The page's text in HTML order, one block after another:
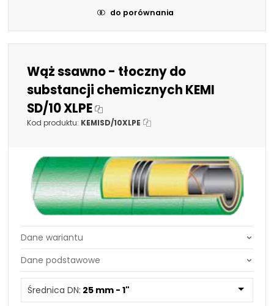
do porównania
Wąż ssawno - tłoczny do
substancji chemicznych KEMI
SD/10 XLPE
Kod produktu: KEMISD/10XLPE
Średnica DN:
Średnica DN:
50,8 mm - 2"
Średnica DN: 25 mm - 1"